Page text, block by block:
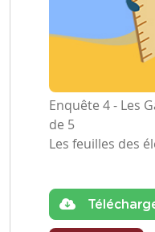
Enquête 4 - Les
de 5
Les feuilles des